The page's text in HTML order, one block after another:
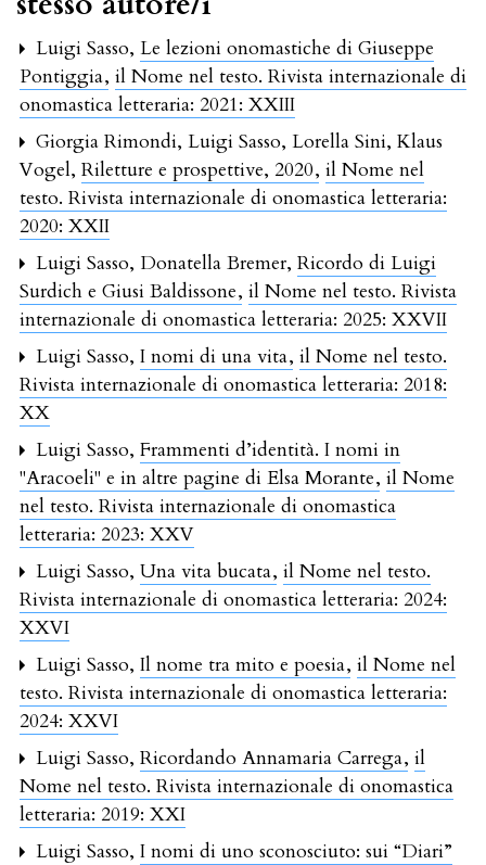
Luigi Sasso, Le lezioni onomastiche di Giuseppe
Pontiggia, il Nome nel testo. Rivista internazionale di
onomastica letteraria: 2021: XXIII
Giorgia Rimondi, Luigi Sasso, Lorella Sini, Klaus
Vogel, Riletture e prospettive, 2020, il Nome nel
testo. Rivista internazionale di onomastica letteraria:
2020: XXII
Luigi Sasso, Donatella Bremer, Ricordo di Luigi
Surdich e Giusi Baldissone, il Nome nel testo. Rivista
internazionale di onomastica letteraria: 2025: XXVII
Luigi Sasso, I nomi di una vita, il Nome nel testo.
Rivista internazionale di onomastica letteraria: 2018:
XX
Luigi Sasso, Frammenti d’identità. I nomi in
"Aracoeli" e in altre pagine di Elsa Morante, il Nome
nel testo. Rivista internazionale di onomastica
letteraria: 2023: XXV
Luigi Sasso, Una vita bucata, il Nome nel testo.
Rivista internazionale di onomastica letteraria: 2024:
XXVI
Luigi Sasso, Il nome tra mito e poesia, il Nome nel
testo. Rivista internazionale di onomastica letteraria:
2024: XXVI
Luigi Sasso, Ricordando Annamaria Carrega, il
Nome nel testo. Rivista internazionale di onomastica
letteraria: 2019: XXI
Luigi Sasso, I nomi di uno sconosciuto: sui “Diari”